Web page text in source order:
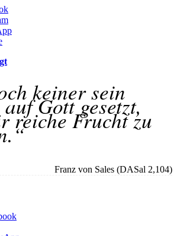
keiner sein
Gott gesetzt,
reiche Frucht zu
Franz von Sales (DASal 2,104)